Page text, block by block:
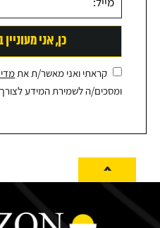
קראתי ואני מאשר/ת את
ומסכים/ה לשמירת המידע לצורך
^